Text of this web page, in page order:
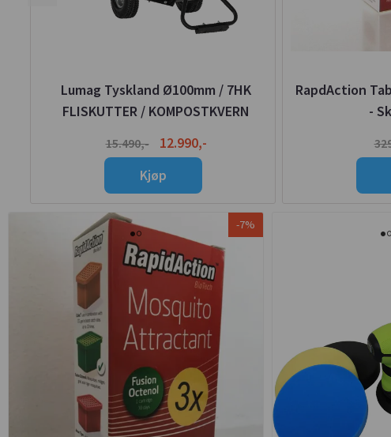
Lumag Tyskland Ø100mm / 7HK
FLISKUTTER / KOMPOSTKVERN
15.490,-
12.990,-
Kjøp
RapdAction
-
-7%